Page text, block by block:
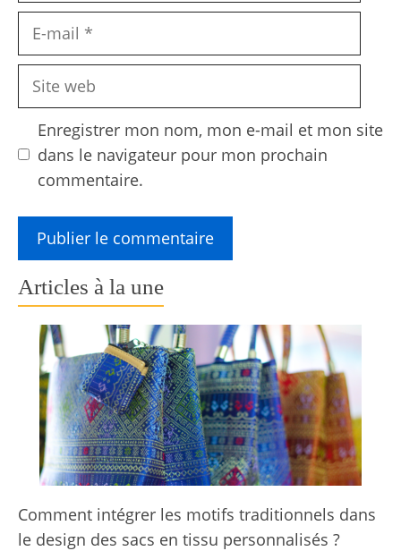
Site
Enregistrer mon nom, mon e-mail et mon site
dans le navigateur pour mon prochain
commentaire.
Articles à la une
Comment intégrer les motifs traditionnels dans
le design des sacs en tissu personnalisés ?